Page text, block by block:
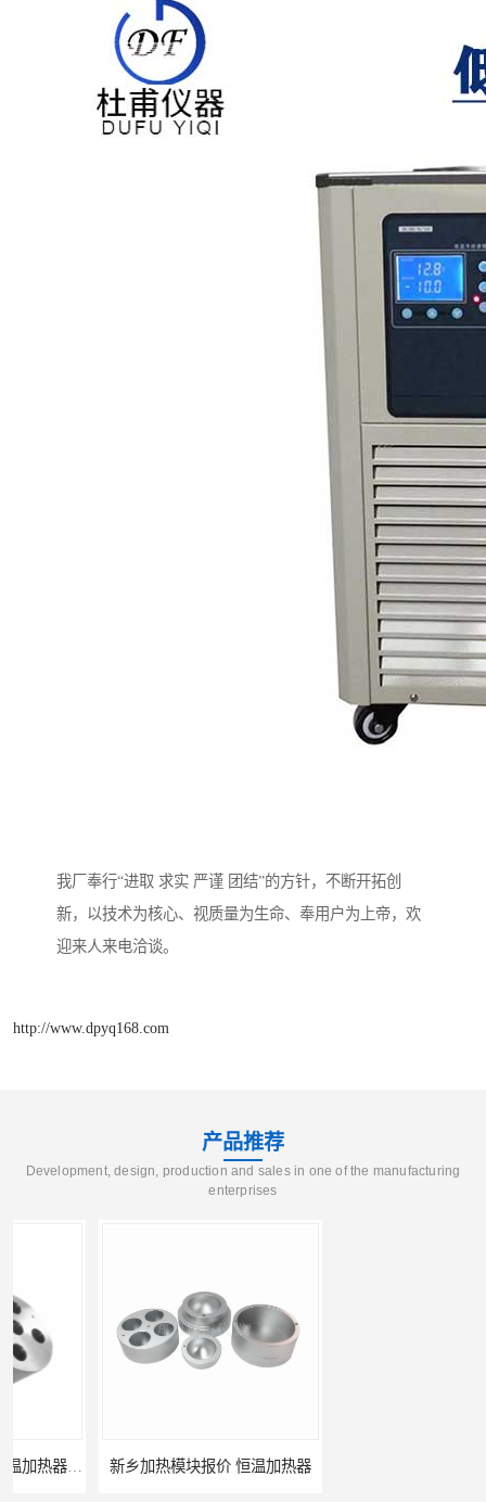
我厂奉行“进取 求实 严谨 团结”的方针，不断开拓创
新，以技术为核心、视质量为生命、奉用户为上帝，欢
迎来人来电洽谈。
http://www.dpyq168.com
产品推荐
Development, design, production and sales in one of the manufacturing
enterprises
新乡加热模块报价 恒温加热器 濮阳加热模块批发 干烧金属浴